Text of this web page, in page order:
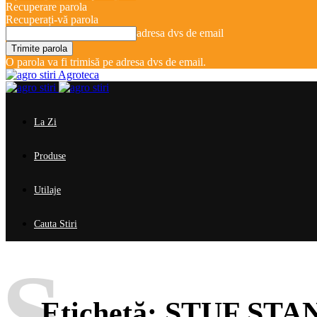
Recuperare parola
Recuperați-vă parola
adresa dvs de email
O parola va fi trimisă pe adresa dvs de email.
Agroteca
La Zi
Produse
Utilaje
Cauta Stiri